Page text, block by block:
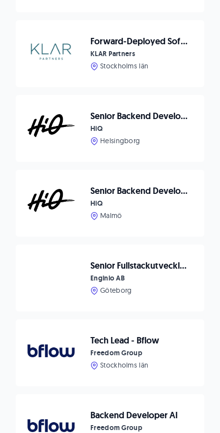
Forward-Deployed Software Engineer - Catalyst Team
KLAR Partners
Stockholms län
Senior Backend Developer till Helsingborg
HiQ
Helsingborg
Senior Backend Developer till Malmö
HiQ
Malmö
Senior Fullstackutvecklare till Enginio!
Enginio AB
Göteborg
Tech Lead - Bflow
Freedom Group
Stockholms län
Backend Developer AI
Freedom Group